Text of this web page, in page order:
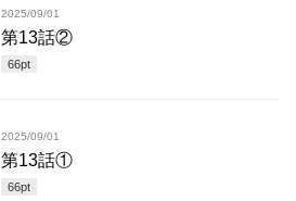
2025/09/01
第13話②
66pt
2025/09/01
第13話①
66pt